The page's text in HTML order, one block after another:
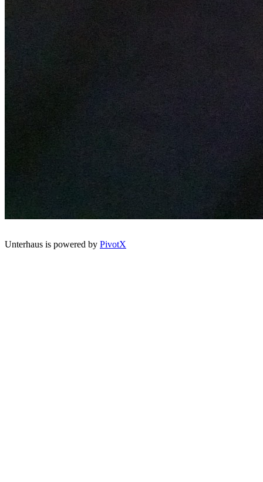
Unterhaus is powered by PivotX